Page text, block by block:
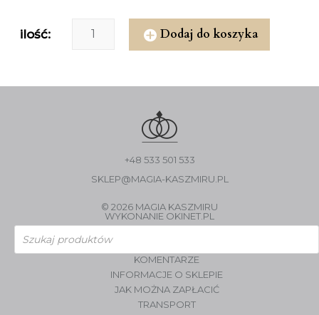
ilość: Dodaj do koszyka
+48 533 501 533
SKLEP@MAGIA-KASZMIRU.PL
© 2026 MAGIA KASZMIRU
WYKONANIE OKINET.PL
Wyszukiwarka
produktów
KOMENTARZE
INFORMACJE O SKLEPIE
JAK MOŻNA ZAPŁACIĆ
TRANSPORT